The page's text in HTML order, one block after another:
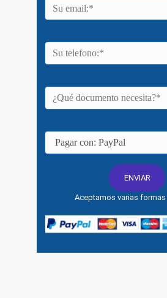
Aceptamos varias